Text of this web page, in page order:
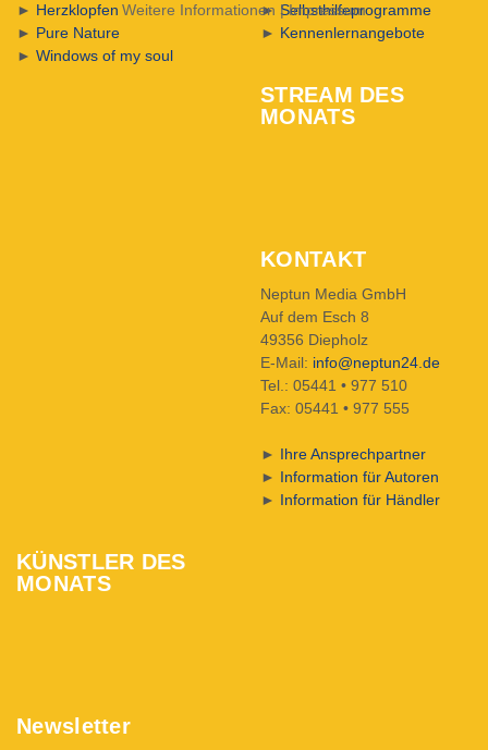
► Herzklopfen
► Pure Nature
► Windows of my soul
► Selbsthilfeprogramme
► Kennenlernangebote
STREAM DES
MONATS
KONTAKT
Neptun Media GmbH
Auf dem Esch 8
49356 Diepholz
E-Mail: info@neptun24.de
Tel.: 05441 • 977 510
Fax: 05441 • 977 555
► Ihre Ansprechpartner
► Information für Autoren
► Information für Händler
KÜNSTLER DES
MONATS
Newsletter
Weitere Informationen |Impressum